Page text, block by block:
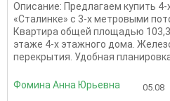
Описание: Предлагаем купить
«Сталинке» с 3-х метровыми
Квартира общей площадью
этаже 4-х этажного дома.
перекрытия. Удобная
Фомина Анна Юрьевна 05.08